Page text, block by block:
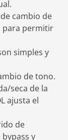
cambio de
para permitir
simples y
de tono.
seca de la
ajusta el
de
y